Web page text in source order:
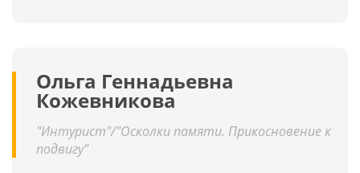
Ольга Геннадьевна
Кожевникова
"Интурист"/"Осколки памяти. Прикосновение к
подвигу"